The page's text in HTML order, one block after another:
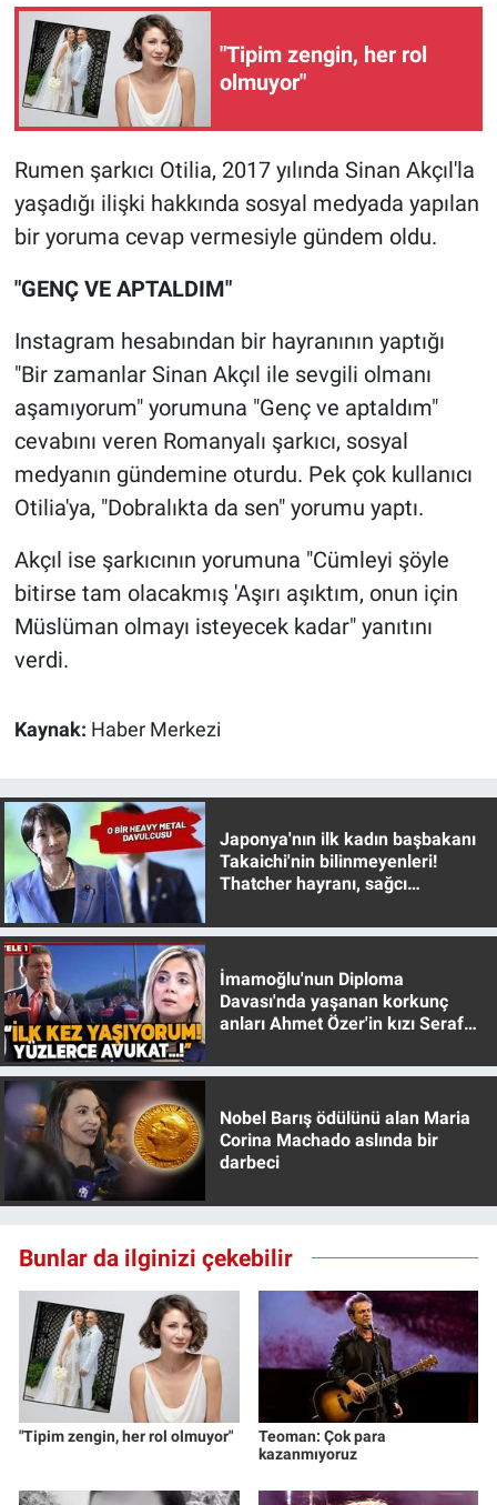
"Tipim zengin, her rol
olmuyor"
Rumen şarkıcı Otilia, 2017 yılında Sinan Akçıl'la
yaşadığı ilişki hakkında sosyal medyada yapılan
bir yoruma cevap vermesiyle gündem oldu.
"GENÇ VE APTALDIM"
Instagram hesabından bir hayranının yaptığı
"Bir zamanlar Sinan Akçıl ile sevgili olmanı
aşamıyorum" yorumuna "Genç ve aptaldım"
cevabını veren Romanyalı şarkıcı, sosyal
medyanın gündemine oturdu. Pek çok kullanıcı
Otilia'ya, "Dobralıkta da sen" yorumu yaptı.
Akçıl ise şarkıcının yorumuna "Cümleyi şöyle
bitirse tam olacakmış 'Aşırı aşıktım, onun için
Müslüman olmayı isteyecek kadar" yanıtını
verdi.
Kaynak: Haber Merkezi
Japonya'nın ilk kadın başbakanı
Takaichi'nin bilinmeyenleri!
Thatcher hayranı, sağcı
İmamoğlu'nun Diploma
Davası'nda yaşanan korkunç
anları Ahmet Özer'in kızı Seraf
Nobel Barış ödülünü alan Maria
Corina Machado aslında bir
darbeci
Bunlar da ilginizi çekebilir
"Tipim zengin, her rol olmuyor"
Teoman: Çok para
kazanmıyoruz
Gün Ortası
Gündem Özel
Günün görüntüsü
Haber
İlan
Kimdir
Koronavirüs
Kültür Sanat
Ne demişti
Nedir
Popüler
Programlar
Spor
Teknoloji
Türkiye'nin Geleceği
Türkiye'nin Gündemi
Yerel Gündem
Yerel Yaşam
Canlı Yayın